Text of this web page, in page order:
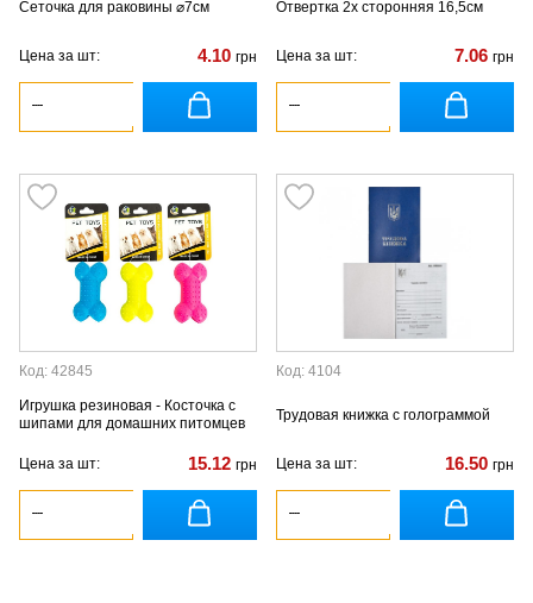
Сеточка для раковины ⌀7см
Цена за шт: 4.10 грн
Отвертка 2х сторонняя 16,5см
Цена за шт: 7.06 грн
Код: 42845
Игрушка резиновая - Косточка с
шипами для домашних питомцев
Цена за шт: 15.12 грн
Код: 4104
Трудовая книжка с голограммой
Цена за шт: 16.50 грн